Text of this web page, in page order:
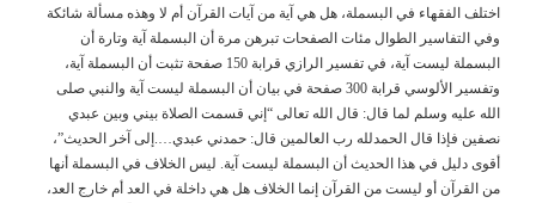
اختلف الفقهاء في البسملة، هل هي آية من آيات القرآن أم لا وهذه مسألة شائكة
وفي التفاسير الطوال مئات الصفحات تبرهن مرة أن البسملة آية وتارة أن
البسملة ليست آية، في تفسير الرازي قرابة 150 صفحة تثبت أن البسملة آية،
وتفسير الألوسي قرابة 300 صفحة في بيان أن البسملة ليست آية والنبي صلى
الله عليه وسلم لما قال: قال الله تعالى “إني قسمت الصلاة بيني وبين عبدي
نصفين فإذا قال الحمدلله رب العالمين قال: حمدني عبدي….إلى آخر الحديث”،
أقوى دليل في هذا الحديث أن البسملة ليست آية. ليس الخلاف في البسملة أنها
من القرآن أو ليست من القرآن إنما الخلاف هل هي داخلة في العد أم خارج العد،